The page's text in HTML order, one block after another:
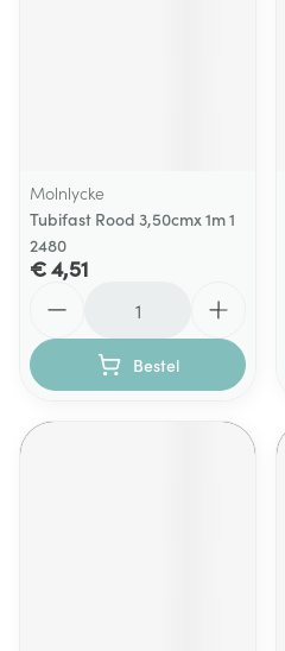
Molnlycke
Tubifast Rood 3,50cmx 1m 1
2480
€ 4,51
Bestel